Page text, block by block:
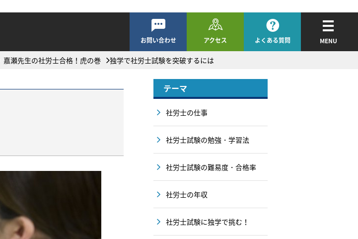
お問い合わせ アクセス よくある質問 MENU
嘉瀬先生の社労士合格！虎の巻 独学で社労士試験を突破するには
テーマ
社労士の仕事
社労士試験の勉強・学習法
社労士試験の難易度・合格率
社労士の年収
社労士試験に独学で挑む！